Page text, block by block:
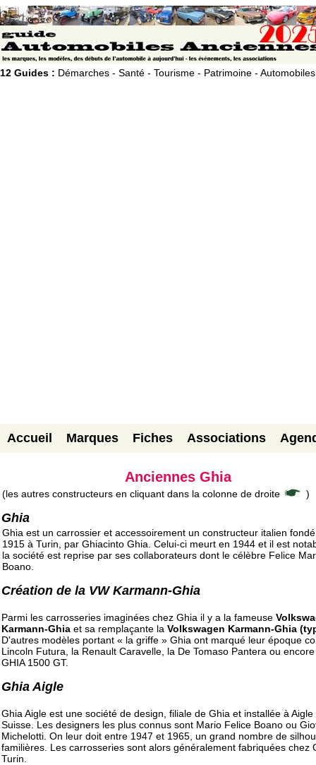
12 Guides : Démarches - Santé - Tourisme - Patrimoine - Automobiles
Accueil Marques Fiches Associations
Anciennes Ghia
(les autres constructeurs en cliquant dans la colonne de droite )
Ghia
Ghia est un carrossier et accessoirement un constructeur italien
1915 à Turin, par Ghiacinto Ghia. Celui-ci meurt en 1944 et il est
la société est reprise par ses collaborateurs dont le célèbre Felice
Boano.
Création de la VW Karmann-Ghia
Parmi les carrosseries imaginées chez Ghia il y a la fameuse
Karmann-Ghia et sa remplaçante la Volkswagen Karmann-Ghia
D'autres modèles portant « la griffe » Ghia ont marqué leur époque
Lincoln Futura, la Renault Caravelle, la De Tomaso Pantera ou
GHIA 1500 GT.
Ghia Aigle
Ghia Aigle est une société de design, filiale de Ghia et installée à Aigle
Suisse. Les designers les plus connus sont Mario Felice Boano ou
Michelotti. On leur doit entre 1947 et 1965, un grand nombre de
familières. Les carrosseries sont alors généralement fabriquées chez
Turin.